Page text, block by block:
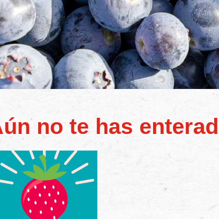
no te has